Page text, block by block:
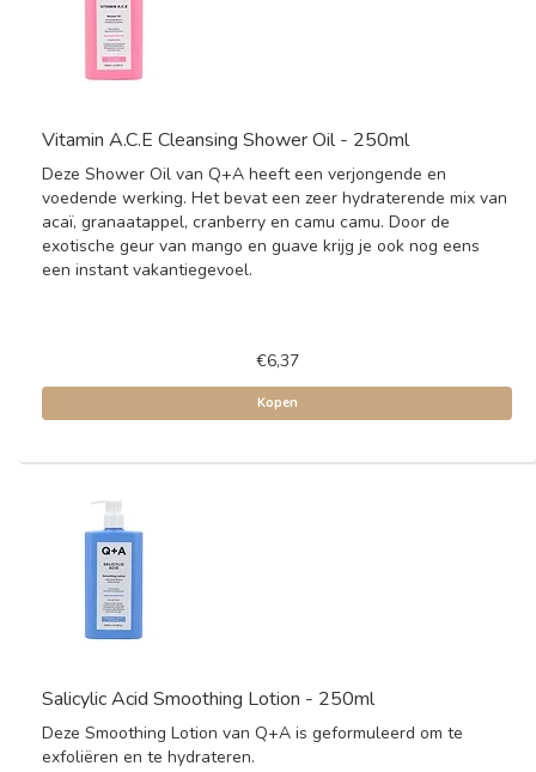
Vitamin A.C.E Cleansing Shower Oil - 250ml
Deze Shower Oil van Q+A heeft een verjongende en
voedende werking. Het bevat een zeer hydraterende mix van
acaï, granaatappel, cranberry en camu camu. Door de
exotische geur van mango en guave krijg je ook nog eens
een instant vakantiegevoel.
€6,37
Kopen
Salicylic Acid Smoothing Lotion - 250ml
Deze Smoothing Lotion van Q+A is geformuleerd om te
exfoliëren en te hydrateren.